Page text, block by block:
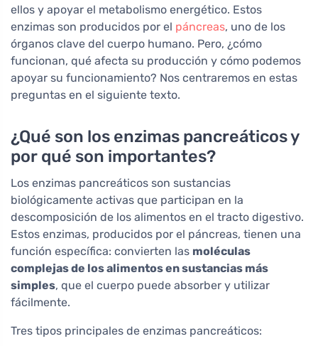
ellos y apoyar el metabolismo energético. Estos
enzimas son producidos por el páncreas, uno de los
órganos clave del cuerpo humano. Pero, ¿cómo
funcionan, qué afecta su producción y cómo podemos
apoyar su funcionamiento? Nos centraremos en estas
preguntas en el siguiente texto.
¿Qué son los enzimas pancreáticos y
por qué son importantes?
Los enzimas pancreáticos son sustancias
biológicamente activas que participan en la
descomposición de los alimentos en el tracto digestivo.
Estos enzimas, producidos por el páncreas, tienen una
función específica: convierten las moléculas
complejas de los alimentos en sustancias más
simples, que el cuerpo puede absorber y utilizar
fácilmente.
Tres tipos principales de enzimas pancreáticos: